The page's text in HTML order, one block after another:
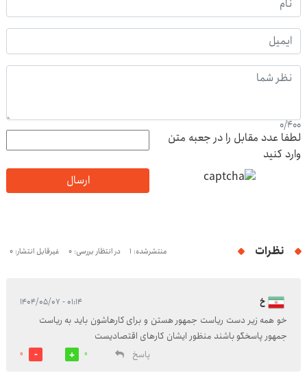
0/400
لطفا عدد مقابل را در جعبه متن
وارد کنید
ارسال
نظرات منتشرشده: 1 در انتظار بررسی: 0 غیرقابل انتشار: 0
خ ۰۱:۱۴ - ۱۴۰۴/۰۵/۰۷
خو همه زیر دست ریاست جمهور هستن و برای کارهاشون باید به ریاست
جمهور پاسخگو باشند منظور ایشان کارهای اقتصادیست
پاسخ
0
0